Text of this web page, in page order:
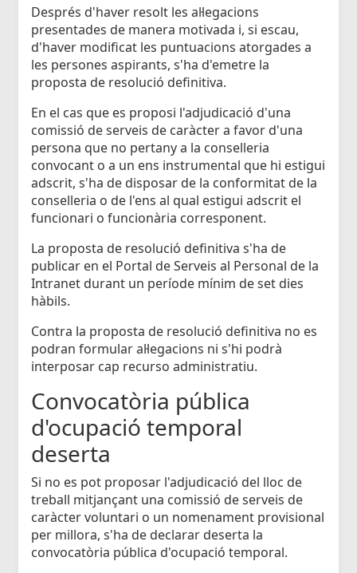
Després d'haver resolt les al·legacions
presentades de manera motivada i, si escau,
d'haver modificat les puntuacions atorgades a
les persones aspirants, s'ha d'emetre la
proposta de resolució definitiva.
En el cas que es proposi l'adjudicació d'una
comissió de serveis de caràcter a favor d'una
persona que no pertany a la conselleria
convocant o a un ens instrumental que hi estigui
adscrit, s'ha de disposar de la conformitat de la
conselleria o de l'ens al qual estigui adscrit el
funcionari o funcionària corresponent.
La proposta de resolució definitiva s'ha de
publicar en el Portal de Serveis al Personal de la
Intranet durant un període mínim de set dies
hàbils.
Contra la proposta de resolució definitiva no es
podran formular al·legacions ni s'hi podrà
interposar cap recurso administratiu.
Convocatòria pública
d'ocupació temporal
deserta
Si no es pot proposar l'adjudicació del lloc de
treball mitjançant una comissió de serveis de
caràcter voluntari o un nomenament provisional
per millora, s'ha de declarar deserta la
convocatòria pública d'ocupació temporal.